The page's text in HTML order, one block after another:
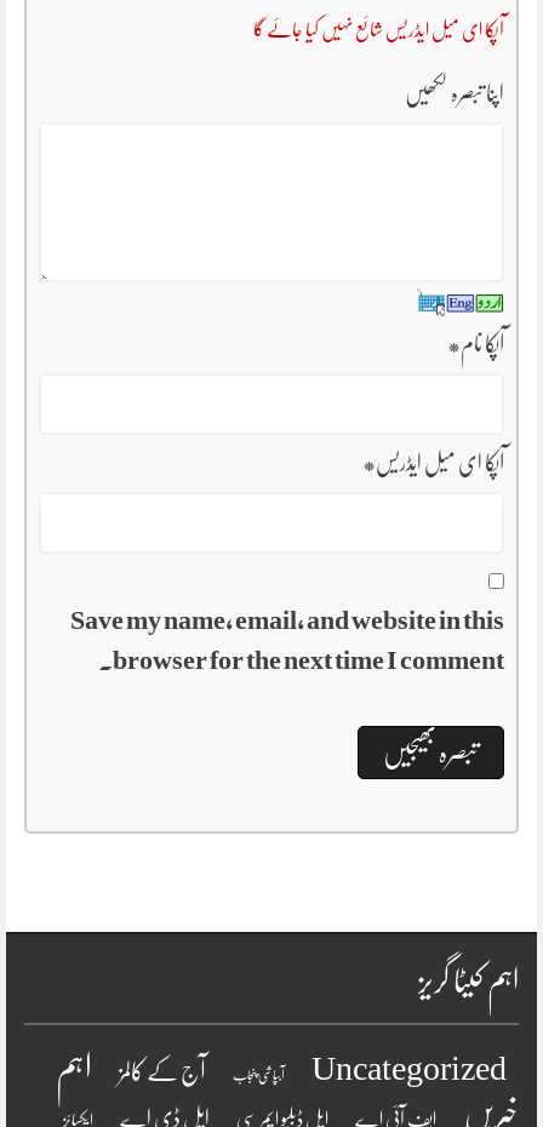
آپکا ای میل ایڈریس شائع نہیں کیا جائے گا
اپنا تبصرہ لکھیں
آپکا نام*
آپکا ای میل ایڈریس*
Save my name, email, and website in this
browser for the next time I comment.
اہم کیٹا گریز
Uncategorized آبپاشی پنجاب آج کے کالمز
اہم
خبریں
ایف آئی اے ایل ڈبلیو ایم سی ایل ڈی اے ایکسائز